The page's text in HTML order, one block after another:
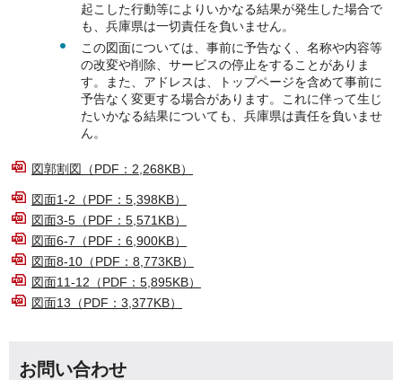
起こした行動等によりいかなる結果が発生した場合で
も、兵庫県は一切責任を負いません。
この図面については、事前に予告なく、名称や内容等
の改変や削除、サービスの停止をすることがありま
す。また、アドレスは、トップページを含めて事前に
予告なく変更する場合があります。これに伴って生じ
たいかなる結果についても、兵庫県は責任を負いませ
ん。
図郭割図（PDF：2,268KB）
図面1-2（PDF：5,398KB）
図面3-5（PDF：5,571KB）
図面6-7（PDF：6,900KB）
図面8-10（PDF：8,773KB）
図面11-12（PDF：5,895KB）
図面13（PDF：3,377KB）
お問い合わせ